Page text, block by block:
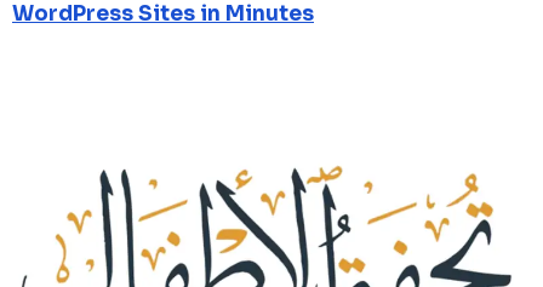
WordPress Sites in Minutes